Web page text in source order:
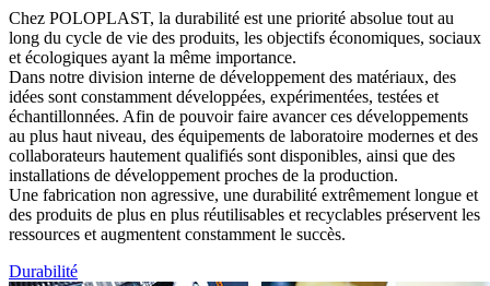
Chez POLOPLAST, la durabilité est une priorité absolue tout au
long du cycle de vie des produits, les objectifs économiques, sociaux
et écologiques ayant la même importance.
Dans notre division interne de développement des matériaux, des
idées sont constamment développées, expérimentées, testées et
échantillonnées. Afin de pouvoir faire avancer ces développements
au plus haut niveau, des équipements de laboratoire modernes et des
collaborateurs hautement qualifiés sont disponibles, ainsi que des
installations de développement proches de la production.
Une fabrication non agressive, une durabilité extrêmement longue et
des produits de plus en plus réutilisables et recyclables préservent les
ressources et augmentent constamment le succès.
Durabilité